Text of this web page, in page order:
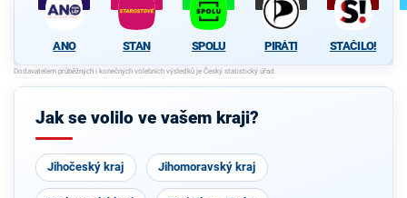
ANO STAN SPOLU PIRÁTI STAČILO!
Jak se volilo ve vašem kraji?
Jihočeský kraj Jihomoravský kraj